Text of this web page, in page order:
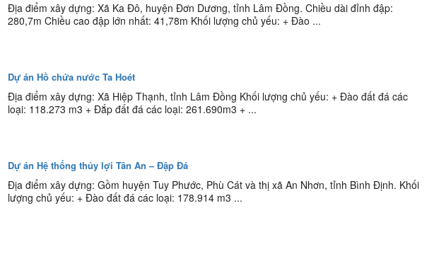
Địa điểm xây dựng: Xã Ka Đô, huyện Đơn Dương, tỉnh Lâm Đồng. Chiều dài đỉnh đập:
280,7m Chiều cao đập lớn nhất: 41,78m Khối lượng chủ yếu: + Đào ...
Dự án Hồ chứa nước Ta Hoét
Địa điểm xây dựng: Xã Hiệp Thạnh, tỉnh Lâm Đồng Khối lượng chủ yếu: + Đào đất đá các
loại: 118.273 m3 + Đắp đất đá các loại: 261.690m3 + ...
Dự án Hệ thống thủy lợi Tân An – Đập Đá
Địa điểm xây dựng: Gồm huyện Tuy Phước, Phù Cát và thị xã An Nhơn, tỉnh Bình Định. Khối
lượng chủ yếu: + Đào đất đá các loại: 178.914 m3 ...